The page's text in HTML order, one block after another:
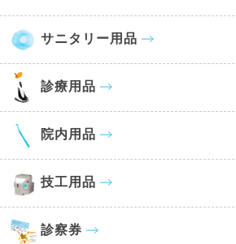
サニタリー用品
診療用品
院内用品
技工用品
診察券